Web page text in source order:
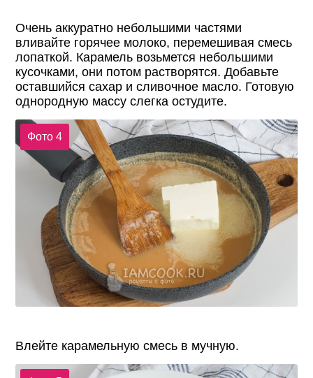
Очень аккуратно небольшими частями
вливайте горячее молоко, перемешивая смесь
лопаткой. Карамель возьмется небольшими
кусочками, они потом растворятся. Добавьте
оставшийся сахар и сливочное масло. Готовую
однородную массу слегка остудите.
Фото 4
Влейте карамельную смесь в мучную.